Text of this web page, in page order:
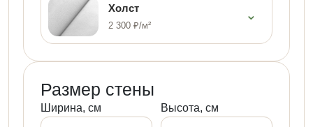
Холст
2 300 ₽/м²
⌄
Размер стены
Ширина, см Высота, см